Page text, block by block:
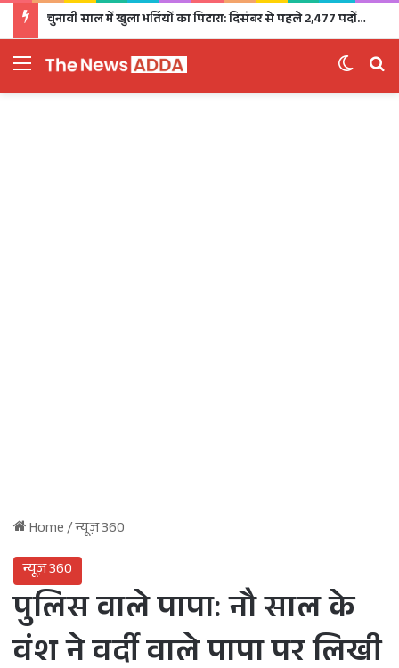
चुनावी साल में खुला भर्तियों का पिटारा: दिसंबर से पहले 2,477 पदों पर भर्ती, 1,470 पदों की परीक्षा भी होगी
Menu
Home/न्यूज़ 360
न्यूज़ 360
पुलिस वाले पापा: नौ साल के
वंश ने वर्दी वाले पापा पर लिखी